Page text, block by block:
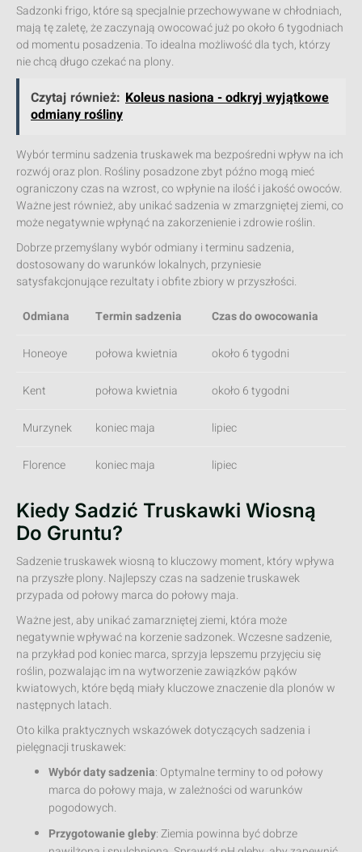
Sadzonki frigo, które są specjalnie przechowywane w chłodniach,
mają tę zaletę, że zaczynają owocować już po około 6 tygodniach
od momentu posadzenia. To idealna możliwość dla tych, którzy
nie chcą długo czekać na plony.
Czytaj również: Koleus nasiona - odkryj wyjątkowe
odmiany rośliny
Wybór terminu sadzenia truskawek ma bezpośredni wpływ na ich
rozwój oraz plon. Rośliny posadzone zbyt późno mogą mieć
ograniczony czas na wzrost, co wpłynie na ilość i jakość owoców.
Ważne jest również, aby unikać sadzenia w zmarzgniętej ziemi, co
może negatywnie wpłynąć na zakorzenienie i zdrowie roślin.
Dobrze przemyślany wybór odmiany i terminu sadzenia,
dostosowany do warunków lokalnych, przyniesie
satysfakcjonujące rezultaty i obfite zbiory w przyszłości.
Odmiana Termin sadzenia Czas do owocowania
Honeoye połowa kwietnia około 6 tygodni
Kent połowa kwietnia około 6 tygodni
Murzynek koniec maja lipiec
Florence koniec maja lipiec
Kiedy Sadzić Truskawki Wiosną
Do Gruntu?
Sadzenie truskawek wiosną to kluczowy moment, który wpływa
na przyszłe plony. Najlepszy czas na sadzenie truskawek
przypada od połowy marca do połowy maja.
Ważne jest, aby unikać zamarzniętej ziemi, która może
negatywnie wpływać na korzenie sadzonek. Wczesne sadzenie,
na przykład pod koniec marca, sprzyja lepszemu przyjęciu się
roślin, pozwalając im na wytworzenie zawiązków pąków
kwiatowych, które będą miały kluczowe znaczenie dla plonów w
następnych latach.
Oto kilka praktycznych wskazówek dotyczących sadzenia i
pielęgnacji truskawek:
Wybór daty sadzenia: Optymalne terminy to od połowy
marca do połowy maja, w zależności od warunków
pogodowych.
Przygotowanie gleby: Ziemia powinna być dobrze